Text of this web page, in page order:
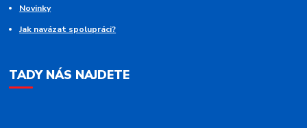
Novinky
Jak navázat spolupráci?
TADY NÁS NAJDETE